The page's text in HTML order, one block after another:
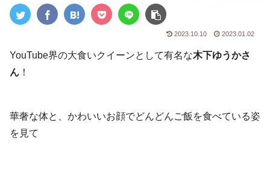
2023.10.10 2023.01.02
YouTube界の大食いクイーンとして有名な木下ゆうかさ
ん ！
華奢な体と、かわいいお顔でどんどんご飯を食べている姿
を見て